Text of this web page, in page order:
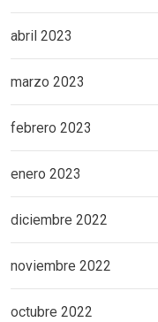
abril 2023
marzo 2023
febrero 2023
enero 2023
diciembre 2022
noviembre 2022
octubre 2022